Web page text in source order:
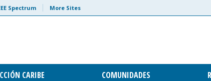
Spectrum More Sites
CARIBE COMUNIDADES